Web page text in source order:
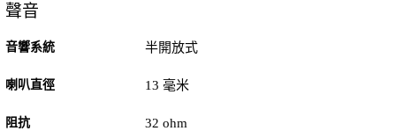
聲音
音響系統 半開放式
喇叭直徑 13 毫米
阻抗 32 ohm